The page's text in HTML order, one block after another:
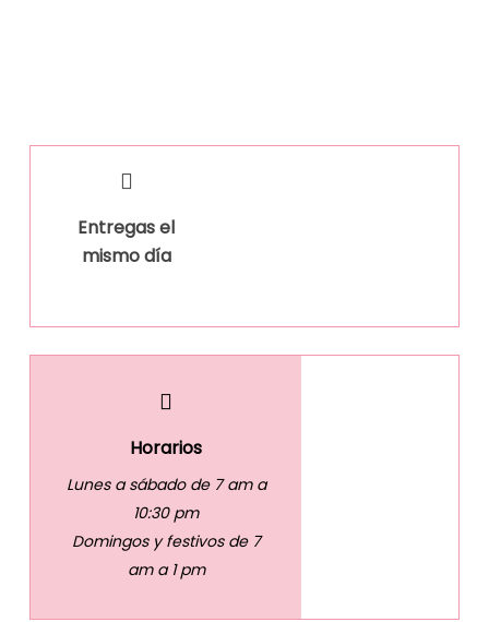
Entregas el
mismo día
Horarios
Lunes a sábado de 7 am a
10:30 pm
Domingos y festivos de 7
am a 1 pm